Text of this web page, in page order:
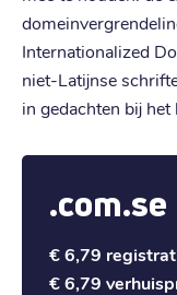
Internationalized
niet-Latijnse
in gedachten bij
.com.se
€ 6,79
€ 6,79